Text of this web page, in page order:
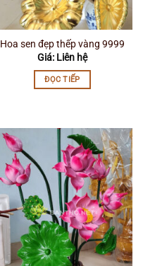
Hoa sen đẹp thếp vàng 9999
Giá: Liên hệ
ĐỌC TIẾP